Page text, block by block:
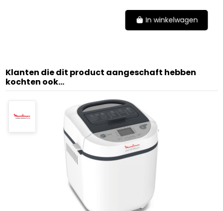
In winkelwagen
Klanten die dit product aangeschaft hebben
kochten ook...